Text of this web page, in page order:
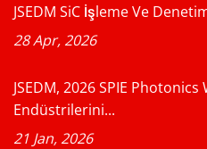
JSEDM SiC İşleme Ve
28 Apr, 2026
JSEDM, 2026 SPIE
Endüstrilerini...
21 Jan, 2026